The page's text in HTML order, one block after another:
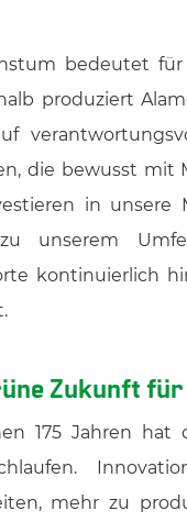
bedeutet
produziert
die bewusst
in unsere
unserem
kontinuierlich
Zukunft für
175 Jahren hat
mehr zu